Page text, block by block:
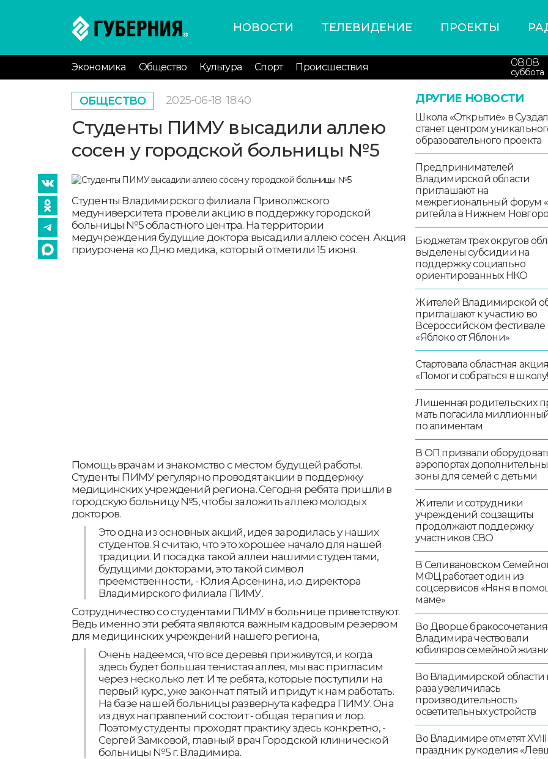
НОВОСТИ ТЕЛЕВИДЕНИЕ ПРОЕКТЫ
Экономика Общество Культура Спорт Происшествия 08.08
суббота
ОБЩЕСТВО 2025-06-18 18:40
Студенты ПИМУ высадили аллею
сосен у городской больницы №5
Студенты Владимирского филиала Приволжского
медуниверситета провели акцию в поддержку городской
больницы №5 областного центра. На территории
медучреждения будущие доктора высадили аллею сосен. Акция
приурочена ко Дню медика, который отметили 15 июня.
Помощь врачам и знакомство с местом будущей работы.
Студенты ПИМУ регулярно проводят акции в поддержку
медицинских учреждений региона. Сегодня ребята пришли в
городскую больницу №5, чтобы заложить аллею молодых
докторов.
Это одна из основных акций, идея зародилась у наших
студентов. Я считаю, что это хорошее начало для нашей
традиции. И посадка такой аллеи нашими студентами,
будущими докторами, это такой символ
преемственности, - Юлия Арсенина, и.о. директора
Владимирского филиала ПИМУ.
Сотрудничество со студентами ПИМУ в больнице приветствуют.
Ведь именно эти ребята являются важным кадровым резервом
для медицинских учреждений нашего региона,
Очень надеемся, что все деревья приживутся, и когда
здесь будет большая тенистая аллея, мы вас пригласим
через несколько лет. И те ребята, которые поступили на
первый курс, уже закончат пятый и придут к нам работать.
На базе нашей больницы развернута кафедра ПИМУ. Она
из двух направлений состоит - общая терапия и лор.
Поэтому студенты проходят практику здесь конкретно, -
Сергей Замковой, главный врач Городской клинической
больницы №5 г. Владимира.
ДРУГИЕ НОВОСТИ
Школа «Открытие» в
станет центром
образовательного проекта
Предпринимателей
Владимирской области
приглашают на
межрегиональный форум
ритейла в Нижнем
Бюджетам трёх округов
выделены субсидии на
поддержку социально
ориентированных НКО
Жителей Владимирской
приглашают к участию во
Всероссийском фестивале
«Яблоко от Яблони»
Стартовала областная
«Помоги собраться в
Лишенная родительских
мать погасила
по алиментам
В ОП призвали
аэропортах
зоны для семей с детьми
Жители и сотрудники
учреждений соцзащиты
продолжают поддержку
участников СВО
В Селивановском
МФЦ работает один из
соцсервисов «Няня в
маме»
Во Дворце бракосочетания
Владимира чествовали
юбиляров семейной
Во Владимирской области
раза увеличилась
производительность
осветительных устройств
Во Владимире отметят XVIII
праздник рукоделия